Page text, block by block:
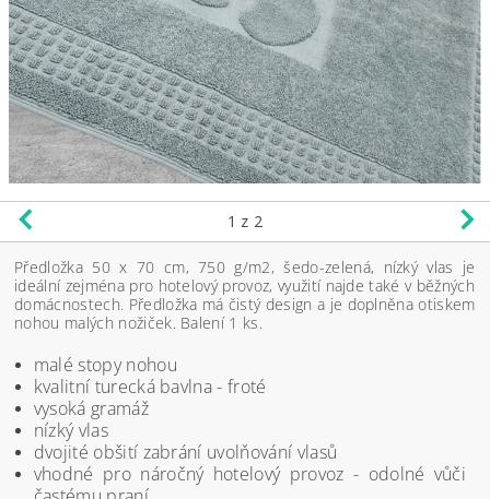
1 z 2
Předložka 50 x 70 cm, 750 g/m2, šedo-zelená, nízký vlas je
ideální zejména pro hotelový provoz, využití najde také v běžných
domácnostech. Předložka má čistý design a je doplněna otiskem
nohou malých nožiček. Balení 1 ks.
malé stopy nohou
kvalitní turecká bavlna - froté
vysoká gramáž
nízký vlas
dvojité obšití zabrání uvolňování vlasů
vhodné pro náročný hotelový provoz - odolné vůči